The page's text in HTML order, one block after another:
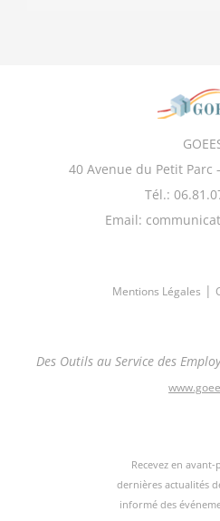
40 Avenue du Petit Parc
Tél.:
Email:
Mentions Légales |
Des Outils au Service des
Recevez en
dernières actualités
informé des